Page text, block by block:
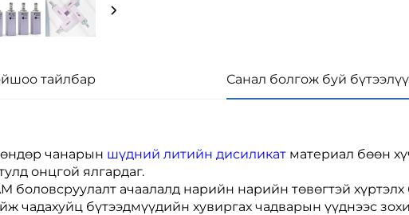
тайлбар Санал болгож буй
чанарын шүдний литийн дисиликат материал бөөн
онцгой ялгардаг.
боловсруулалт ачаалалд нарийн нарийн төвөгтэй
чадахуйц бүтээдмүүдийн хувиргах чадварын үүднээс